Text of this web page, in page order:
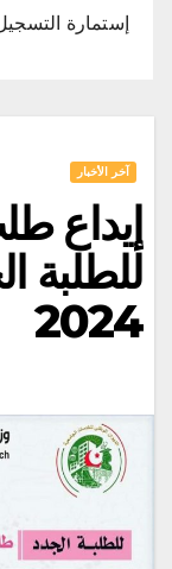
إستمارة
آخر الأخبار
إيداع
للطلبة
2024